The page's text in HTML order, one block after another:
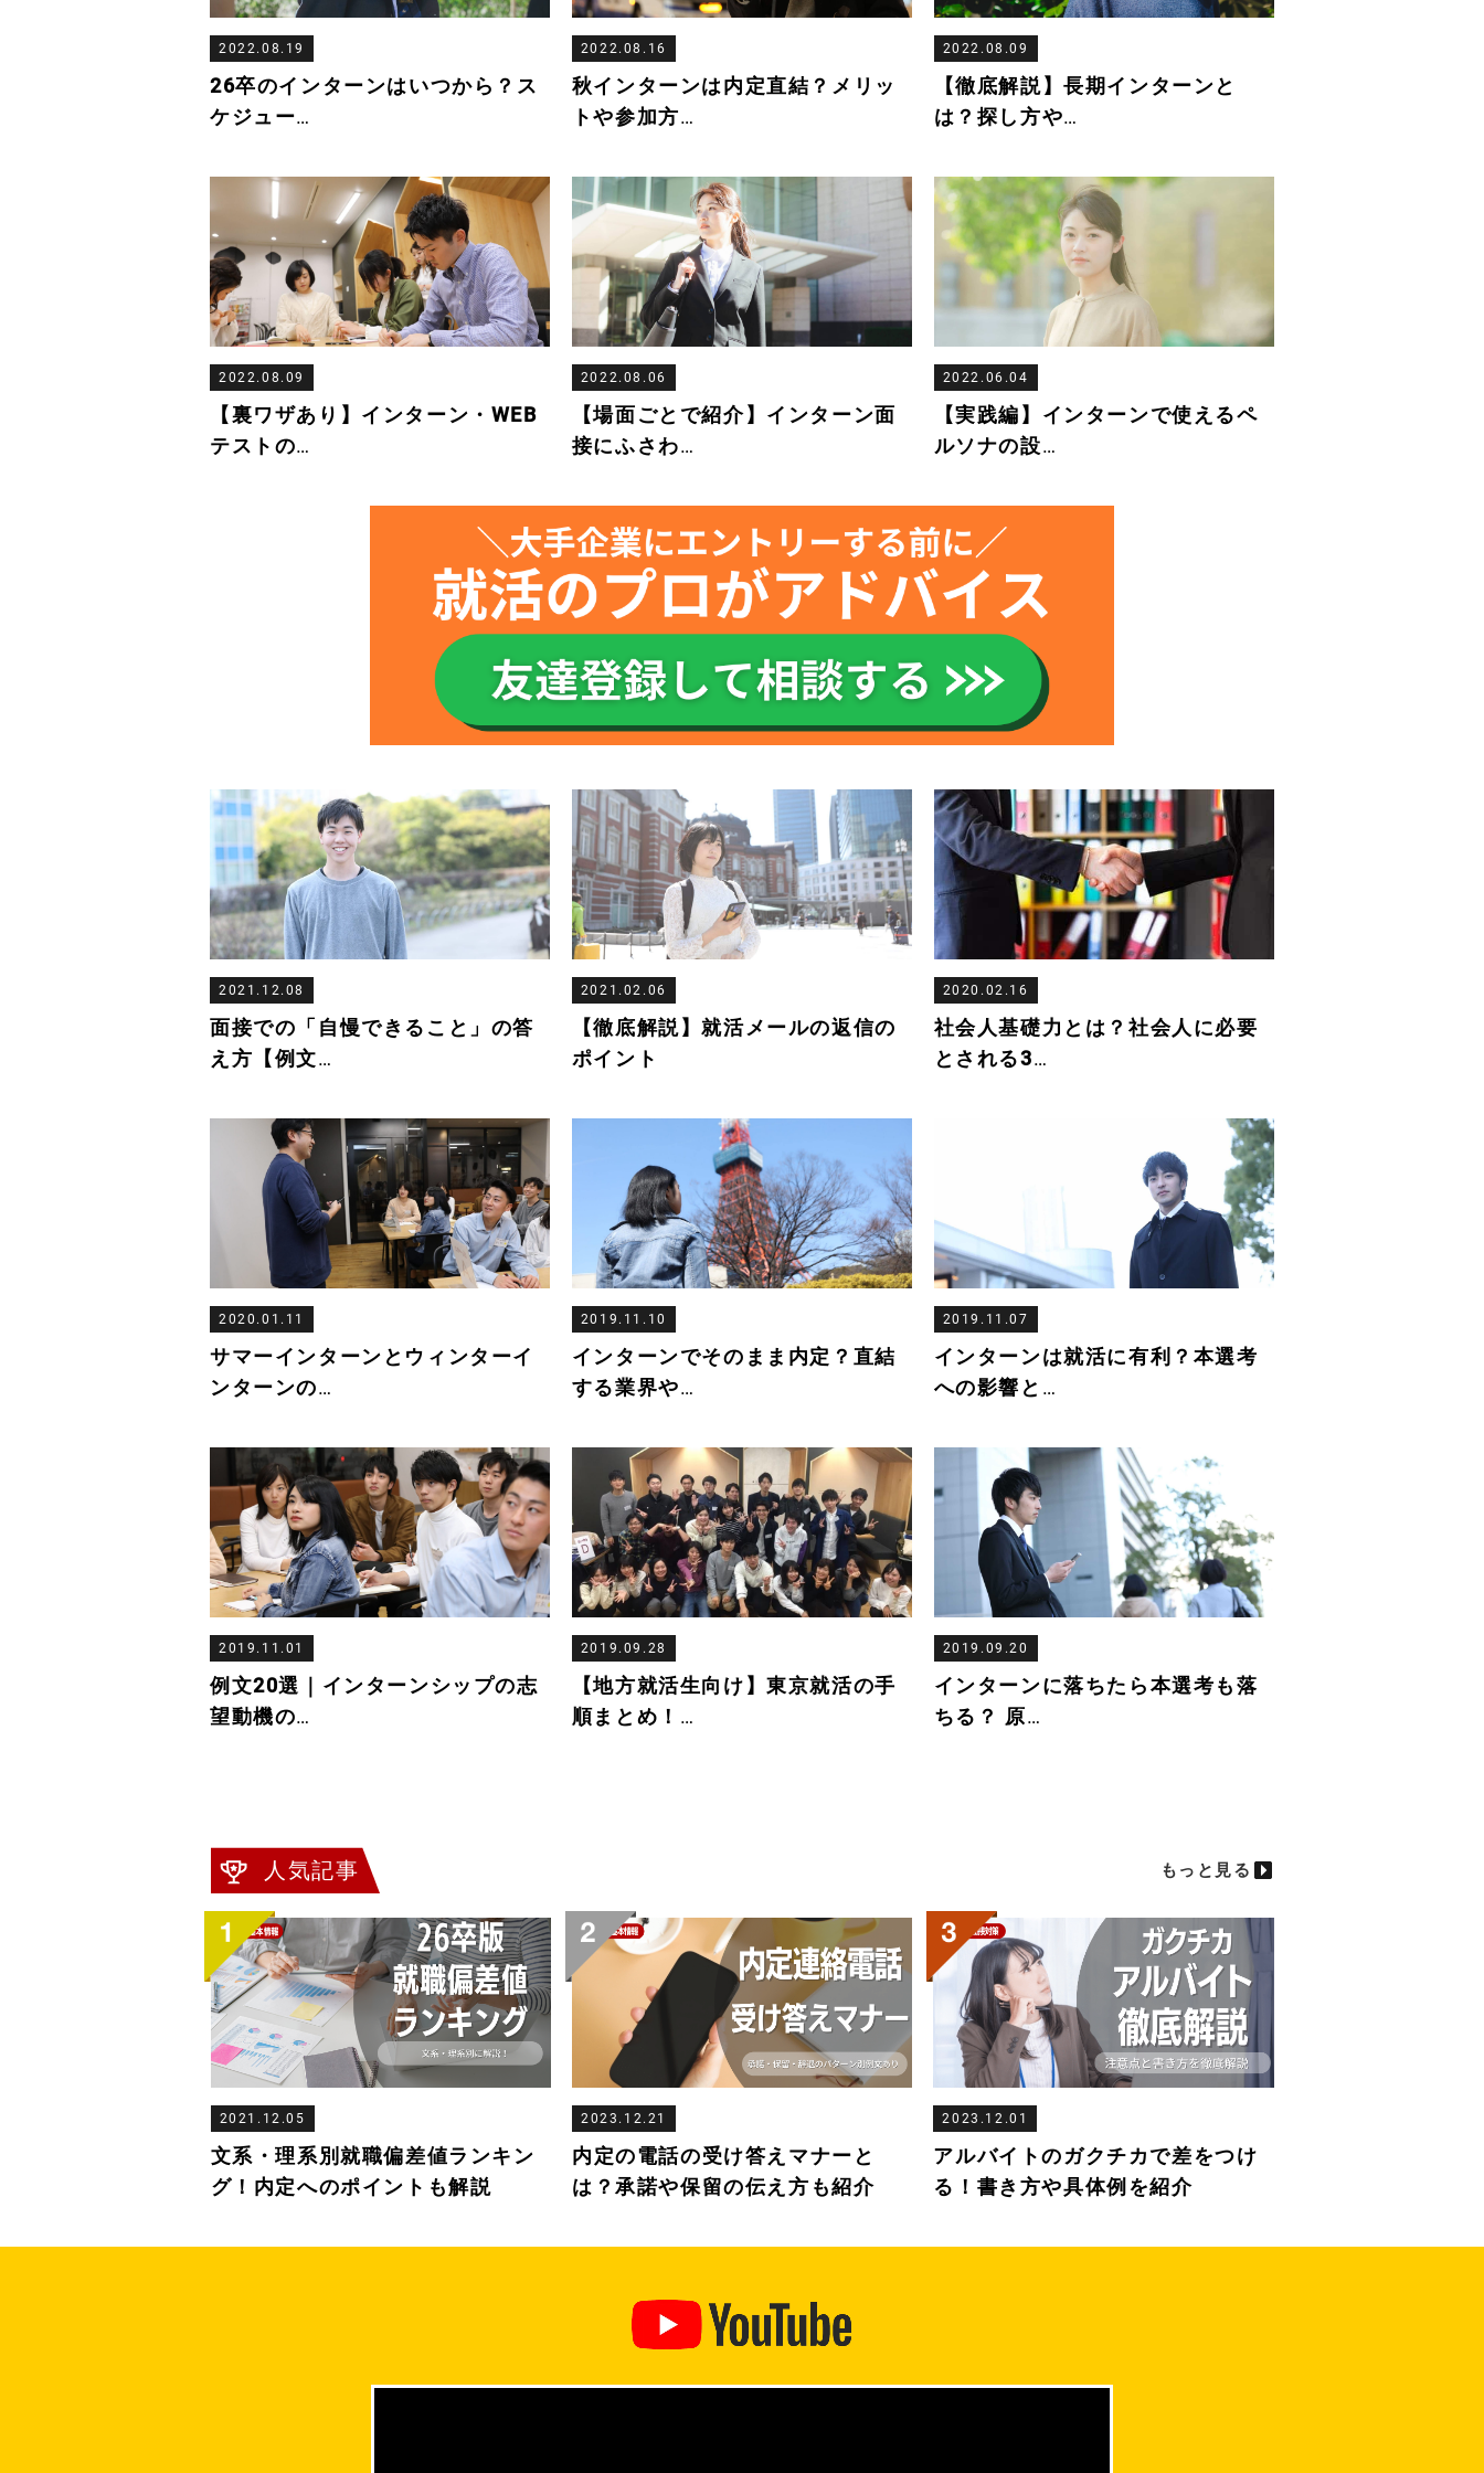
2022.08.19
26卒のインターンはいつから？ス
ケジュー…
2022.08.16
秋インターンは内定直結？メリッ
トや参加方…
2022.08.09
【徹底解説】長期インターンと
は？探し方や…
2022.08.09
【裏ワザあり】インターン・WEB
テストの…
2022.08.06
【場面ごとで紹介】インターン面
接にふさわ…
2022.06.04
【実践編】インターンで使えるペ
ルソナの設…
2021.12.08
面接での「自慢できること」の答
え方【例文…
2021.02.06
【徹底解説】就活メールの返信の
ポイント
2020.02.16
社会人基礎力とは？社会人に必要
とされる3…
2020.01.11
サマーインターンとウィンターイ
ンターンの…
2019.11.10
インターンでそのまま内定？直結
する業界や…
2019.11.07
インターンは就活に有利？本選考
への影響と …
2019.11.01
例文20選｜インターンシップの志
望動機の…
2019.09.28
【地方就活生向け】東京就活の手
順まとめ！ …
2019.09.20
インターンに落ちたら本選考も落
ちる？ 原…
人気記事 もっと見る
2021.12.05
文系・理系別就職偏差値ランキン
グ！内定へのポイントも解説
2023.12.21
内定の電話の受け答えマナーと
は？承諾や保留の伝え方も紹介
2023.12.01
アルバイトのガクチカで差をつけ
る！書き方や具体例を紹介